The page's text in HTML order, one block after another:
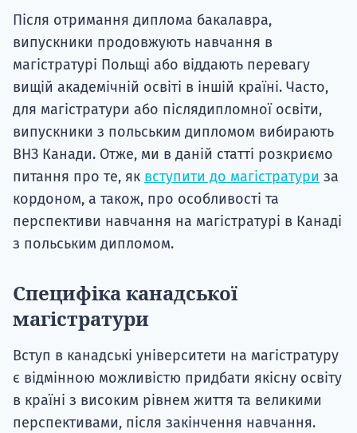
Після отримання диплома бакалавра,
випускники продовжують навчання в
магістратурі Польщі або віддають перевагу
вищій академічній освіті в іншій країні. Часто,
для магістратури або післядипломної освіти,
випускники з польським дипломом вибирають
ВНЗ Канади. Отже, ми в даній статті розкриємо
питання про те, як вступити до магістратури за
кордоном, а також, про особливості та
перспективи навчання на магістратурі в Канаді
з польським дипломом.
Специфіка канадської
магістратури
Вступ в канадські університети на магістратуру
є відмінною можливістю придбати якісну освіту
в країні з високим рівнем життя та великими
перспективами, після закінчення навчання.